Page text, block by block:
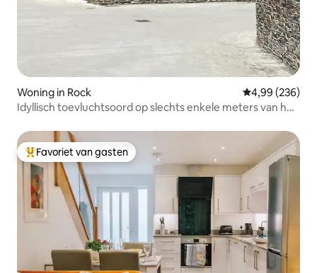
Woning in Rock Gemiddelde
4,99 (236)
Idyllisch toevluchtsoord op slechts enkele meters van het
Topfavoriet van gasten
Favoriet van gasten